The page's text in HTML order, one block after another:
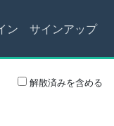
ン サインアップ
解散済みを含める